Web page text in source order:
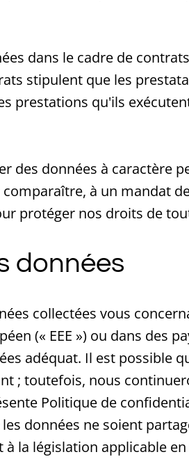
dans le cadre de
stipulent que les
prestations qu'ils
des données à caractère
à un mandat
protéger nos droits de
données
collectées vous
(« EEE ») ou dans des
adéquat. Il est possible
; toutefois, nous
Politique de
données ne soient
la législation applicable